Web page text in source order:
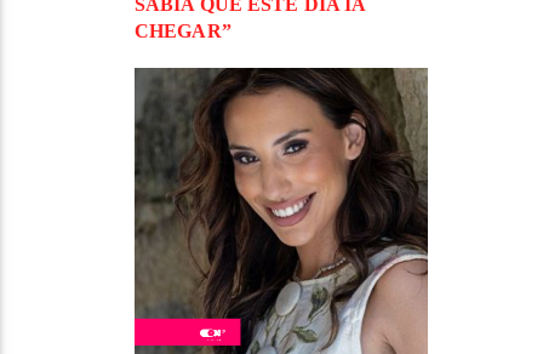
CHEGAR”